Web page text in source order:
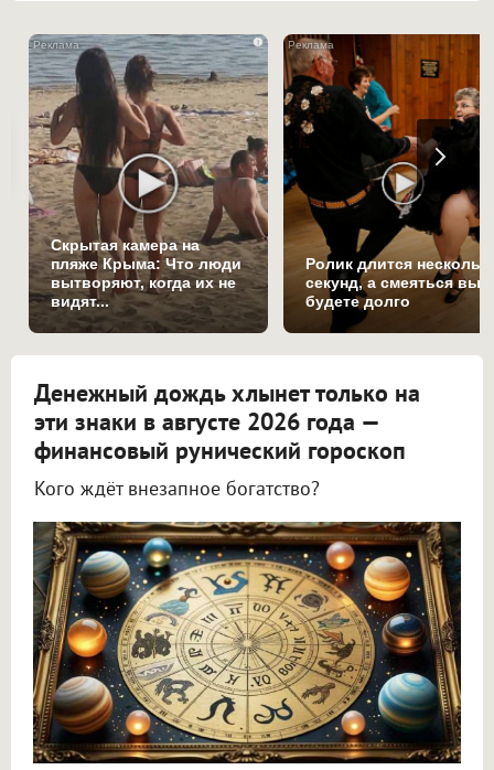
i
Скрытая камера на
пляже Крыма: Что люди
вытворяют, когда их не
видят...
Ролик длится
секунд, а смеяться вы
будете долго
Денежный дождь хлынет только на
эти знаки в августе 2026 года —
финансовый рунический гороскоп
Кого ждёт внезапное богатство?